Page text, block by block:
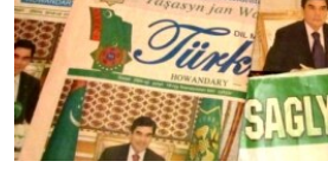
АЗАТТЫК+
ЫҢГАЙСЫЗ СУРООЛОР
ЭЕ/АРнун бардык сайттары